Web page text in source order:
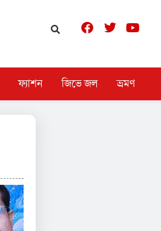
ফ্যাশন জিভে জল ভ্রমণ